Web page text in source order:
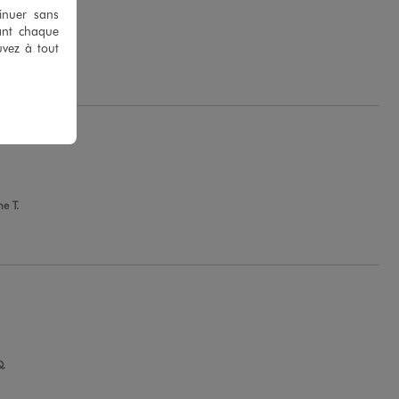
T.
sans
chaque
à tout